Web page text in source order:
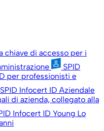
chiave di accesso per i
SPID
per professionisti e
SPID Infocert ID Aziendale
di azienda, collegato alla
Infocert ID Young Lo